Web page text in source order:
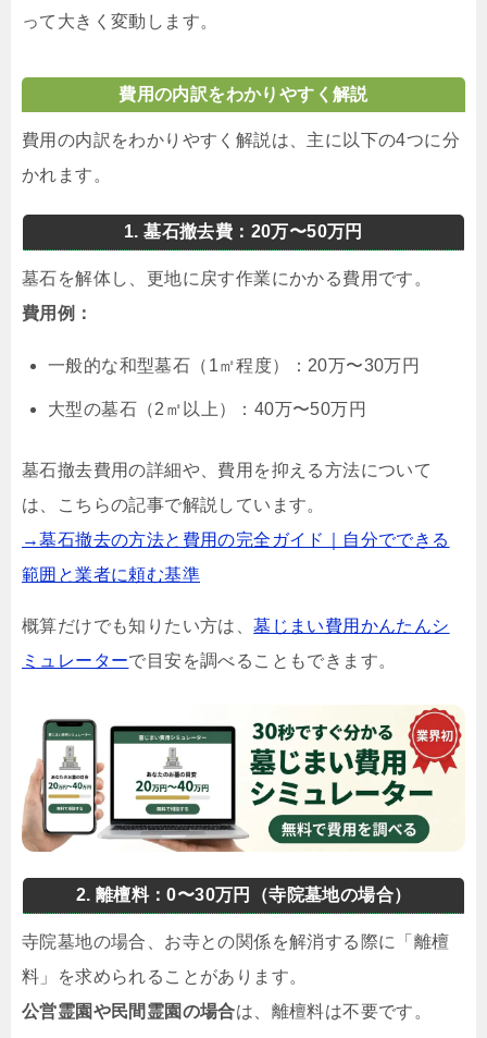
って大きく変動します。
費用の内訳をわかりやすく解説
費用の内訳をわかりやすく解説は、主に以下の4つに分
かれます。
1. 墓石撤去費：20万〜50万円
墓石を解体し、更地に戻す作業にかかる費用です。
費用例：
一般的な和型墓石（1㎡程度）：20万〜30万円
大型の墓石（2㎡以上）：40万〜50万円
墓石撤去費用の詳細や、費用を抑える方法について
は、こちらの記事で解説しています。
→墓石撤去の方法と費用の完全ガイド｜自分でできる
範囲と業者に頼む基準
概算だけでも知りたい方は、墓じまい費用かんたんシ
ミュレーターで目安を調べることもできます。
2. 離檀料：0〜30万円（寺院墓地の場合）
寺院墓地の場合、お寺との関係を解消する際に「離檀
料」を求められることがあります。
公営霊園や民間霊園の場合は、離檀料は不要です。